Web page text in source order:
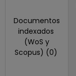
Documentos
indexados
(WoS y
Scopus) (0)